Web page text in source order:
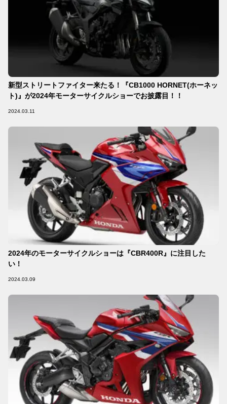
新型ストリートファイター来たる！『CB1000 HORNET(ホーネッ
ト)』が2024年モーターサイクルショーでお披露目！！
2024.03.11
2024年のモーターサイクルショーは『CBR400R』に注目した
い！
2024.03.09